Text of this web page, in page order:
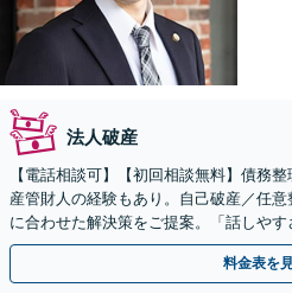
法人破産
【電話相談可】【初回相談無料】債務
産管財人の経験もあり。自己破産／任
に合わせた解決策をご提案。「話しや
法科大学院内にある事務所」【完全個
料金表を